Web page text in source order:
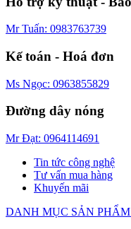
Mr Tuấn: 0983763739
Kế toán - Hoá đơn
Ms Ngọc: 0963855829
Đường dây nóng
Mr Đạt: 0964114691
Tin tức công nghệ
Tư vấn mua hàng
Khuyến mãi
DANH MỤC SẢN PHẨM